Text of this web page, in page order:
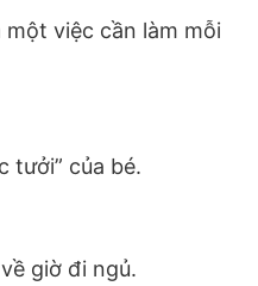
việc cần làm mỗi
tưởi” của bé.
giờ đi ngủ.